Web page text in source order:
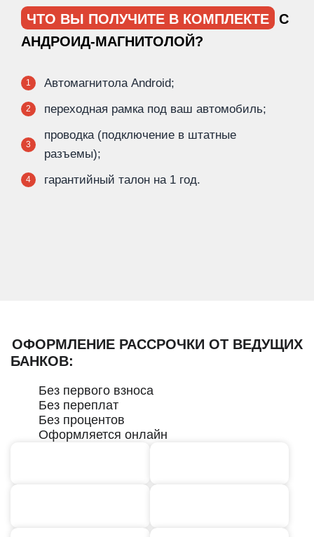
ЧТО ВЫ ПОЛУЧИТЕ В КОМПЛЕКТЕ
С
АНДРОИД-МАГНИТОЛОЙ?
1 Автомагнитола Android;
2 переходная рамка под ваш автомобиль;
3
проводка (подключение в штатные
разъемы);
4 гарантийный талон на 1 год.
ОФОРМЛЕНИЕ РАССРОЧКИ ОТ ВЕДУЩИХ
БАНКОВ:
Без первого взноса
Без переплат
Без процентов
Оформляется онлайн